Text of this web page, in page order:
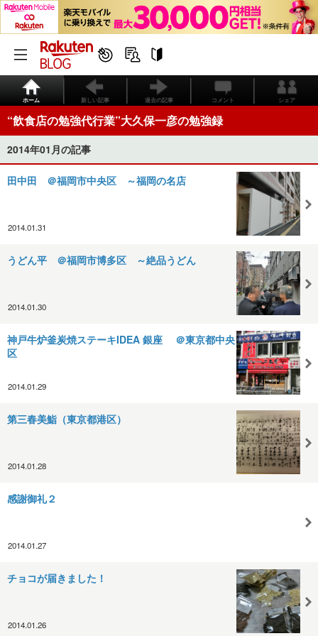
ホーム 新しい記事 過去の記事 コメント シェア
“飲食店の勉強代行業”大久保一彦の勉強録
2014年01月の記事
田中田 ＠福岡市中央区 ～福岡の名店
2014.01.31
うどん平 ＠福岡市博多区 ～絶品うどん
2014.01.30
神戸牛炉釜炭焼ステーキIDEA 銀座 ＠東京都中央
区
2014.01.29
第三春美鮨（東京都港区）
2014.01.28
感謝御礼２
2014.01.27
チョコが届きました！
2014.01.26